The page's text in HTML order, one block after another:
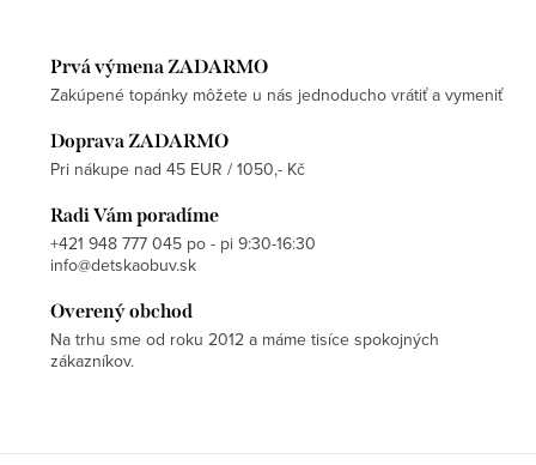
Prvá výmena ZADARMO
Zakúpené topánky môžete u nás jednoducho vrátiť a vymeniť
Doprava ZADARMO
Pri nákupe nad 45 EUR / 1050,- Kč
Radi Vám poradíme
+421 948 777 045 po - pi 9:30-16:30
info@detskaobuv.sk
Overený obchod
Na trhu sme od roku 2012 a máme tisíce spokojných
zákazníkov.